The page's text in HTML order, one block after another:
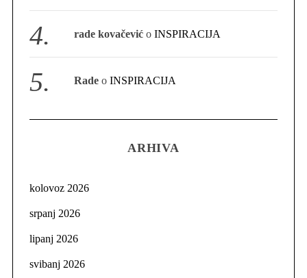
rade kovačević oINSPIRACIJA
Rade oINSPIRACIJA
ARHIVA
kolovoz 2026
srpanj 2026
lipanj 2026
svibanj 2026